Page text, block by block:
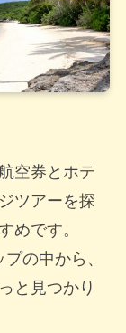
空券とホテ
ツアーを探
めです。
の中から、
と見つかり